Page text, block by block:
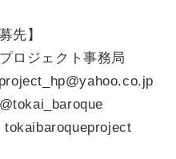
先】
ロジェクト事務局